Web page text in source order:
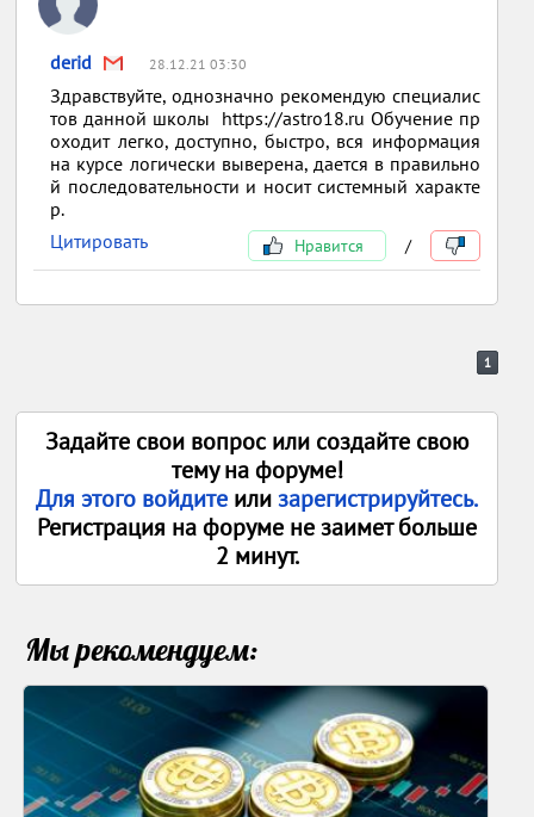
derid 28.12.21 03:30
Здравствуйте, однозначно рекомендую специалис
тов данной школы https://astro18.ru Обучение пр
оходит легко, доступно, быстро, вся информация
на курсе логически выверена, дается в правильно
й последовательности и носит системный характе
р.
Цитировать
Нравится /
1
Задайте свои вопрос или создайте свою
тему на форуме!
Для этого войдите илизарегистрируйтесь.
Регистрация на форуме не заимет больше
2 минут.
Мы рекомендуем: